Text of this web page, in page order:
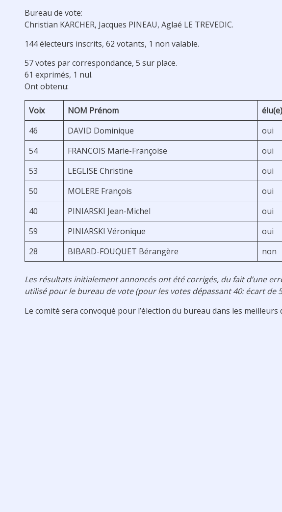
Bureau de vote:
Christian KARCHER, Jacques PINEAU, Aglaé LE TREVEDIC.
144 électeurs inscrits, 62 votants, 1 non valable.
57 votes par correspondance, 5 sur place.
61 exprimés, 1 nul.
Ont obtenu:
Voix NOM Prénom élu(e)
46
DAVID Dominique oui
54
FRANCOIS Marie-Françoise oui
53
LEGLISE Christine oui
50
MOLERE François oui
40
PINIARSKI Jean-Michel oui
59
PINIARSKI Véronique oui
28
BIBARD-FOUQUET Bérangère non
Les résultats initialement annoncés ont été corrigés, du fait d’une
utilisé pour le bureau de vote (pour les votes dépassant 40: écart de
Le comité sera convoqué pour l’élection du bureau dans les meilleurs